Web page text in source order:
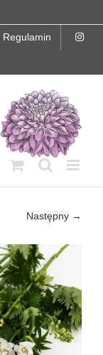
Regulamin
Następny →